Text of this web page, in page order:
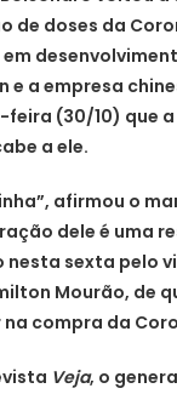
de doses da
a empresa
feira (30/10) que
a ele.
afirmou o
dele é uma
nesta sexta pelo
Mourão, de
compra da
Veja, o